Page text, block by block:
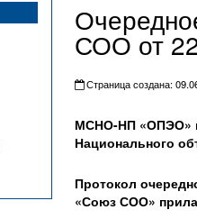
СОО от
Страница создана:
МСНО-НП «ОПЭО»
Национального
Протокол
«Союз СОО»